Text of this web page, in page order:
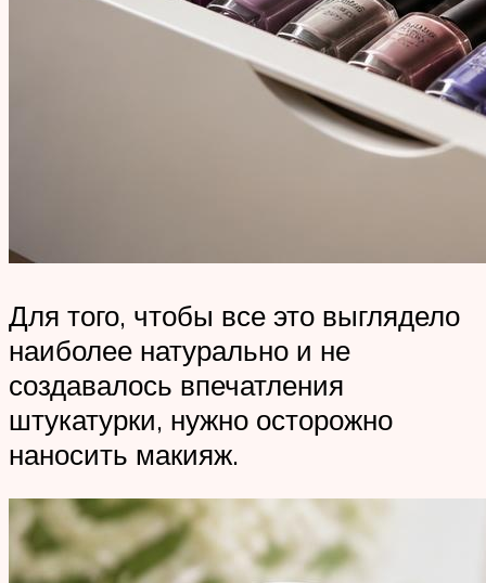
Для того, чтобы все это выглядело
наиболее натурально и не
создавалось впечатления
штукатурки, нужно осторожно
наносить макияж.